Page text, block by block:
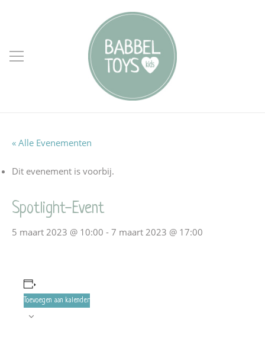
« Alle Evenementen
Dit evenement is voorbij.
Spotlight-Event
5 maart 2023 @ 10:00 - 7 maart 2023 @ 17:00
Toevoegen aan kalender